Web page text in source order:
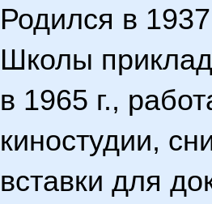
Родился в
Школы
в 1965 г.,
киностудии,
вставки для